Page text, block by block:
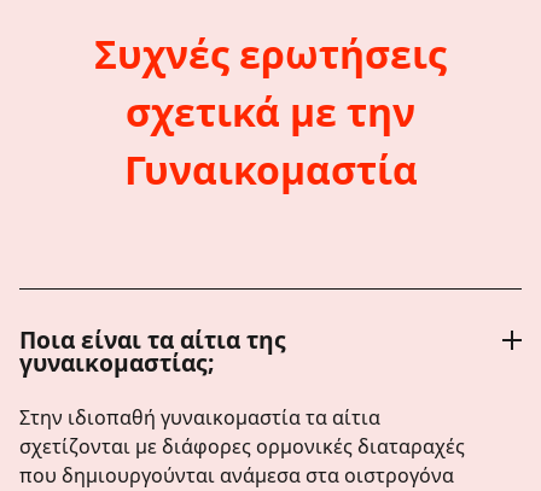
Συχνές ερωτήσεις
σχετικά με την
Γυναικομαστία
Ποια είναι τα αίτια της
γυναικομαστίας;
Στην ιδιοπαθή γυναικομαστία τα αίτια
σχετίζονται με διάφορες ορμονικές διαταραχές
που δημιουργούνται ανάμεσα στα οιστρογόνα